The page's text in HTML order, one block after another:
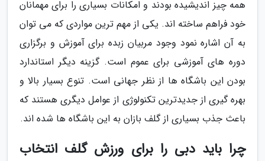
همه چیز اندیشیده بودند و امکانات بسیاری را برای مهمانان
خود فراهم ساخته اند. یکی از مهم ترین مواردی که می توان
به آن اشاره نمود وجود مربیان زبده برای آموزش و برگزاری
دوره های آموزشی برای عموم است. گزینه دیگر استاندارد
بودن این باشگاه ها از نظر جهانی است. تنوع بسیار بالا و
بهره گیری از جدیدترین تکنولوژی از عوامل دیگری هستند که
باعث جذب بسیاری از گلف بازان به این باشگاه ها شده اند.
چرا باید دبی را برای ورزش گلف انتخاب